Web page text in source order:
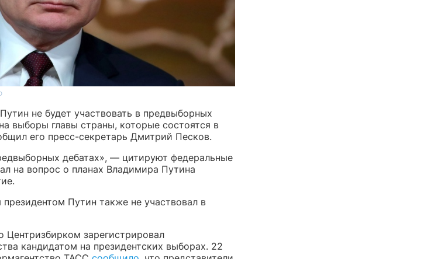
не будет участвовать в предвыборных
выборы главы страны, которые состоятся в
его пресс-секретарь Дмитрий Песков.
дебатах», — цитируют федеральные
на вопрос о планах Владимира Путина
Путин также не участвовал в
Центризбирком зарегистрировал
кандидатом на президентских выборах. 22